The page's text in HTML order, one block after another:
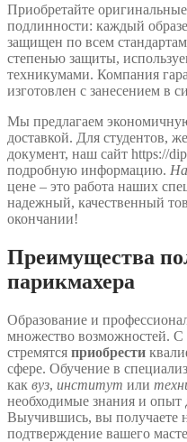
Приобретайте
подлинности: каждый
защищен по всем
степенью защиты,
техникумами. Компания
изготовлен с занесением в
Мы предлагаем
доставкой. Для студентов,
документ, наш сайт https://
подробную информацию.
цене – это работа наших
надежный, качественный
окончании!
Преимущества
парикмахера
Образование и
множество возможностей.
стремятся приобрести
сфере. Обучение в
как вуз, институт или
необходимые знания и опыт
Выучившись, вы получаете
подтверждение вашего